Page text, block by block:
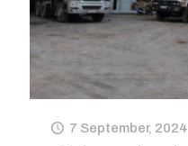
7 September, 2024